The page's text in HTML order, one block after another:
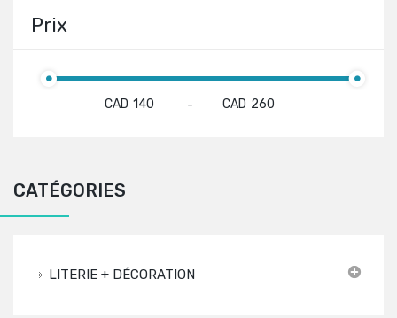
Prix
CAD - CAD
CATÉGORIES
LITERIE + DÉCORATION